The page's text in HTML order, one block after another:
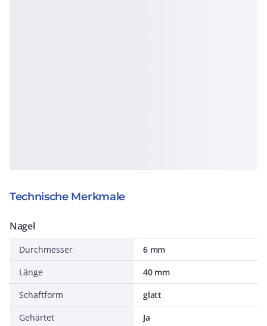
Technische Merkmale
Nagel
Durchmesser
6 mm
Länge
40 mm
Schaftform
glatt
Gehärtet
Ja